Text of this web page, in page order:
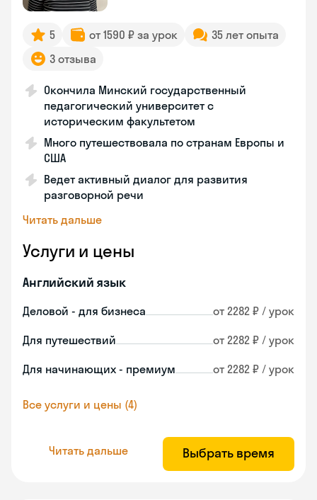
5 от 1590 ₽ за урок
35 лет опыта
3 отзыва
Окончила Минский государственный
педагогический университет с
историческим факультетом
Много путешествовала по странам Европы и
США
Ведет активный диалог для развития
разговорной речи
Читать дальше
Услуги и цены
Английский язык
Деловой - для бизнеса от 2282 ₽ / урок
Для путешествий от 2282 ₽ / урок
Для начинающих - премиум от 2282 ₽ / урок
Все услуги и цены (4)
Читать дальше Выбрать время